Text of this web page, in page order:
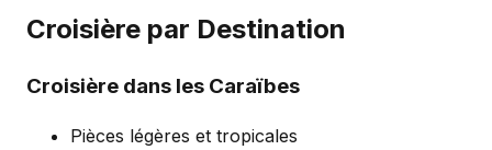
Croisière par Destination
Croisière dans les Caraïbes
Pièces légères et tropicales